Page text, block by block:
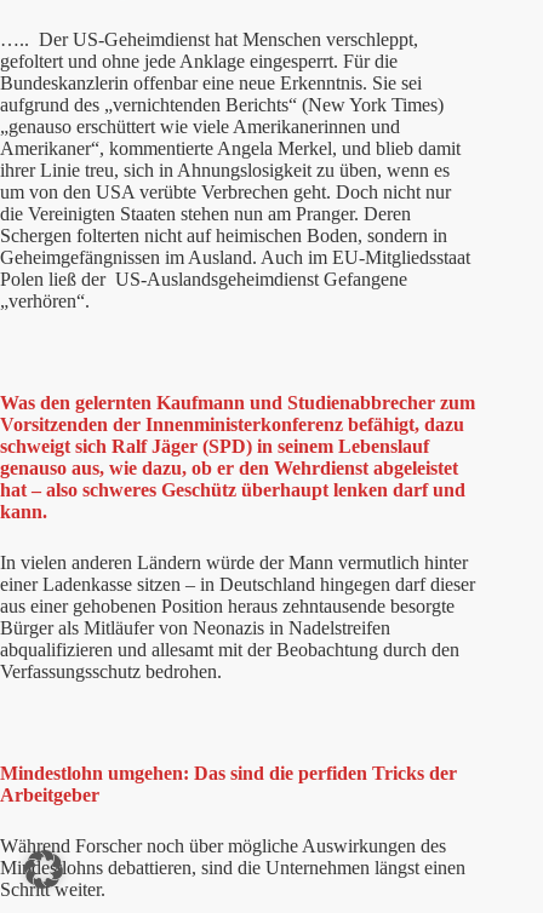
….. Der US-Geheimdienst hat Menschen verschleppt,
gefoltert und ohne jede Anklage eingesperrt. Für die
Bundeskanzlerin offenbar eine neue Erkenntnis. Sie sei
aufgrund des „vernichtenden Berichts“ (New York Times)
„genauso erschüttert wie viele Amerikanerinnen und
Amerikaner“, kommentierte Angela Merkel, und blieb damit
ihrer Linie treu, sich in Ahnungslosigkeit zu üben, wenn es
um von den USA verübte Verbrechen geht. Doch nicht nur
die Vereinigten Staaten stehen nun am Pranger. Deren
Schergen folterten nicht auf heimischen Boden, sondern in
Geheimgefängnissen im Ausland. Auch im EU-Mitgliedsstaat
Polen ließ der US-Auslandsgeheimdienst Gefangene
„verhören“.
Was den gelernten Kaufmann und Studienabbrecher zum
Vorsitzenden der Innenministerkonferenz befähigt, dazu
schweigt sich Ralf Jäger (SPD) in seinem Lebenslauf
genauso aus, wie dazu, ob er den Wehrdienst abgeleistet
hat – also schweres Geschütz überhaupt lenken darf und
kann.
In vielen anderen Ländern würde der Mann vermutlich hinter
einer Ladenkasse sitzen – in Deutschland hingegen darf dieser
aus einer gehobenen Position heraus zehntausende besorgte
Bürger als Mitläufer von Neonazis in Nadelstreifen
abqualifizieren und allesamt mit der Beobachtung durch den
Verfassungsschutz bedrohen.
Mindestlohn umgehen: Das sind die perfiden Tricks der
Arbeitgeber
Während Forscher noch über mögliche Auswirkungen des
Mindestlohns debattieren, sind die Unternehmen längst einen
Schritt weiter.